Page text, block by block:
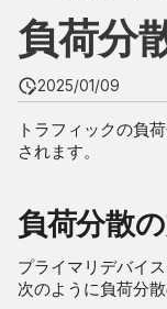
第 7 層
負荷分
2025/01/09
トラフィックの負
されます。
負荷分散
プライマリデバイ
次のように負荷分